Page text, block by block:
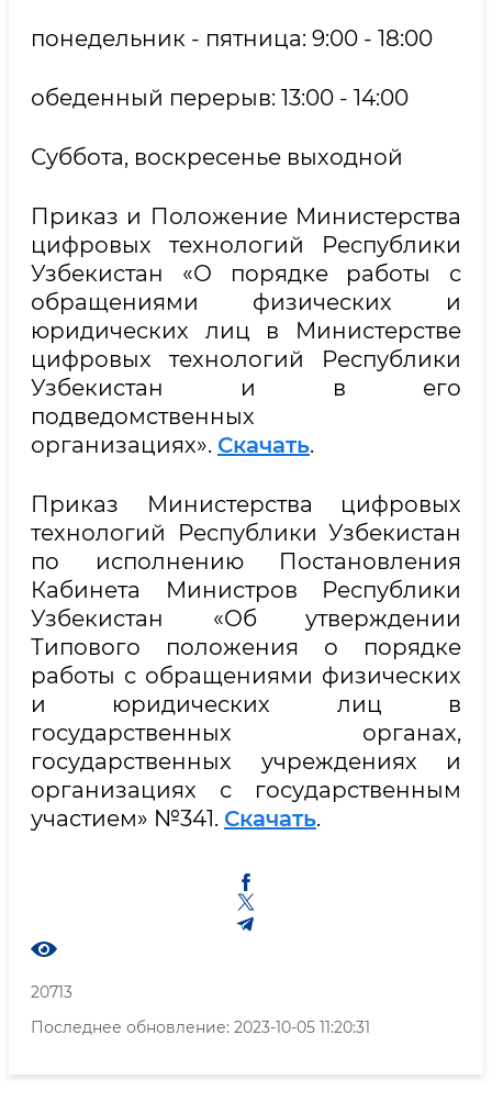
понедельник - пятница: 9:00 - 18:00
обеденный перерыв: 13:00 - 14:00
Суббота, воскресенье выходной
Приказ и Положение Министерства
цифровых технологий Республики
Узбекистан «О порядке работы с
обращениями физических и
юридических лиц в Министерстве
цифровых технологий Республики
Узбекистан и в его
подведомственных
организациях». Скачать.
Приказ Министерства цифровых
технологий Республики Узбекистан
по исполнению Постановления
Кабинета Министров Республики
Узбекистан «Об утверждении
Типового положения о порядке
работы с обращениями физических
и юридических лиц в
государственных органах,
государственных учреждениях и
организациях с государственным
участием» №341. Скачать.
20713
Последнее обновление: 2023-10-05 11:20:31